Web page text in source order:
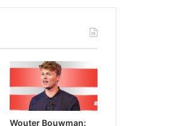
for
Wouter Bouwman: